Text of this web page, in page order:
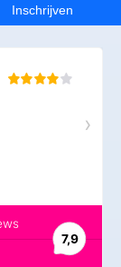
Inschrijven